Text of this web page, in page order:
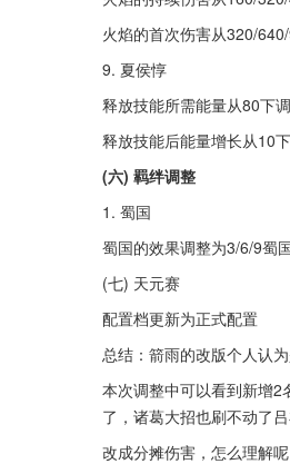
火焰的首次伤害从320/
9. 夏侯惇
释放技能所需能量从80下
释放技能后能量增长从10
(六) 羁绊调整
1. 蜀国
蜀国的效果调整为3/6/9蜀
(七) 天元赛
配置档更新为正式配置
总结：箭雨的改版个人认
本次调整中可以看到新增2
了，诸葛大招也刷不动了
改成分摊伤害，怎么理解